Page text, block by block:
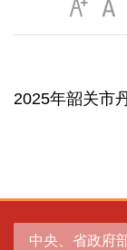
2025年韶关市
中央、省政府